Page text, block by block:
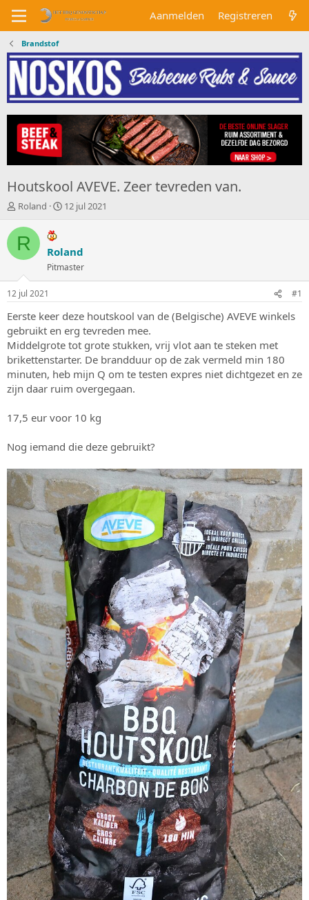
Aanmelden Registreren
Brandstof
Houtskool AVEVE. Zeer tevreden van.
O
d
e
e
r
p
s
t
a
r
t
e
r
Roland
S
t
d
a
u
m
12 jul 2021
R Roland
Pitmaster
12 jul 2021 #1
Eerste keer deze houtskool van de (Belgische) AVEVE winkels
gebruikt en erg tevreden mee.
Middelgrote tot grote stukken, vrij vlot aan te steken met
brikettenstarter. De brandduur op de zak vermeld min 180
minuten, heb mijn Q om te testen expres niet dichtgezet en ze
zijn daar ruim overgegaan.
17,5 eur voor 10 kg
Nog iemand die deze gebruikt?